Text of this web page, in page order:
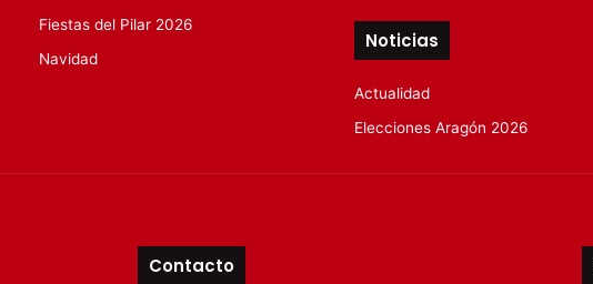
Fiestas del Pilar 2026
Navidad
Noticias
Actualidad
Elecciones Aragón 2026
Contacto